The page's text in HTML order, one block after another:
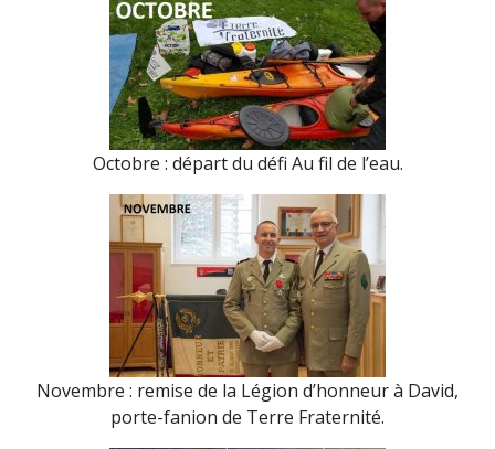
Octobre : départ du défi Au fil de l’eau.
Novembre : remise de la Légion d’honneur à David,
porte-fanion de Terre Fraternité.